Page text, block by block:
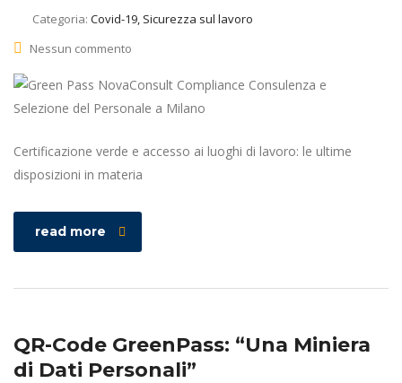
Categoria: Covid-19, Sicurezza sul lavoro
Nessun commento
Certificazione verde e accesso ai luoghi di lavoro: le ultime
disposizioni in materia
read more
QR-Code GreenPass: “Una Miniera
di Dati Personali”